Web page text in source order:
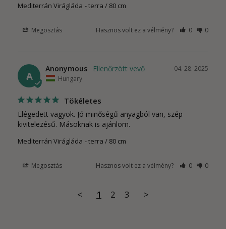
Mediterrán Virágláda terra / 80 cm
Megosztás Hasznos volt ez a vélmény? 0 0
A
04. 28. 2025
Anonymous
Hungary
Tökéletes
Elégedett vagyok. Jó minőségű anyagból van, szép
kivitelezésű. Másoknak is ajánlom.
Mediterrán Virágláda terra / 80 cm
Megosztás Hasznos volt ez a vélmény? 0 0
< 1 2 3 >